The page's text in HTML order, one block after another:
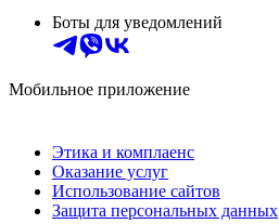
Боты для уведомлений
Мобильное приложение
Этика и комплаенс
Оказание услуг
Использование сайтов
Защита персональных данных